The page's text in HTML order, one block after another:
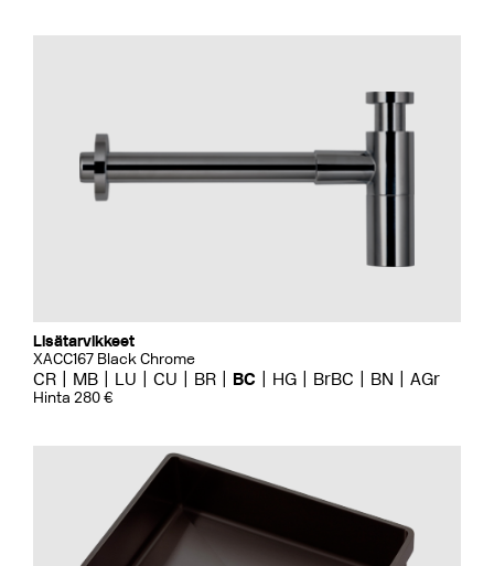
Lisätarvikkeet
XACC167 Black Chrome
CR MB LU CU BR BC HG BrBC BN AGr
Hinta 280 €